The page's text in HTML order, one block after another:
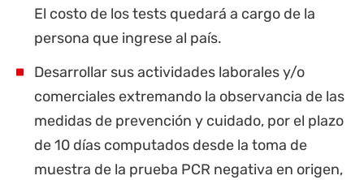
El costo de los tests quedará a cargo de la
persona que ingrese al país.
Desarrollar sus actividades laborales y/o
comerciales extremando la observancia de las
medidas de prevención y cuidado, por el plazo
de 10 días computados desde la toma de
muestra de la prueba PCR negativa en origen,